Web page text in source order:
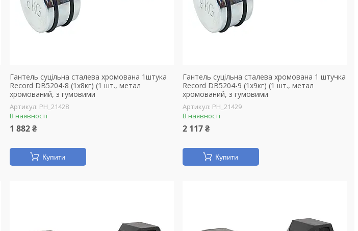
Гантель суцільна сталева хромована 1штука
Record DB5204-8 (1x8кг) (1 шт., метал
хромований, з гумовими
PH_21428
В наявності
1 882 ₴
Купити
Гантель суцільна сталева хромована 1 штучка
Record DB5204-9 (1x9кг) (1 шт., метал
хромований, з гумовими
PH_21429
В наявності
2 117 ₴
Купити